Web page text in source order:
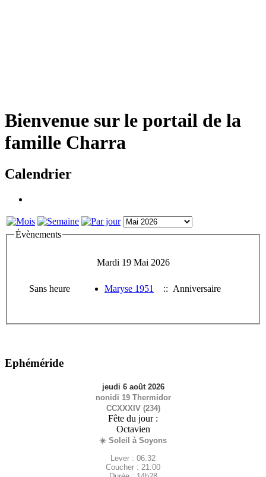
Bienvenue sur le portail de la
famille Charra
Calendrier
Évènements
Mardi 19 Mai 2026
Sans heure Maryse 1951 :: Anniversaire
Ephéméride
jeudi 6 août 2026
nonidi 19 Thermidor
CCXXXIV (234)
Fête du jour :
Octavien
☀️ Soleil à Soyons
Lever : 06:32
Coucher : 21:00